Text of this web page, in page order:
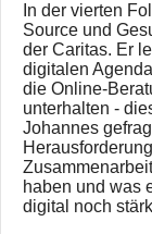
In der vierten
Source und
der Caritas. Er
digitalen
die Online-
unterhalten -
Johannes
haben und was
digital noch